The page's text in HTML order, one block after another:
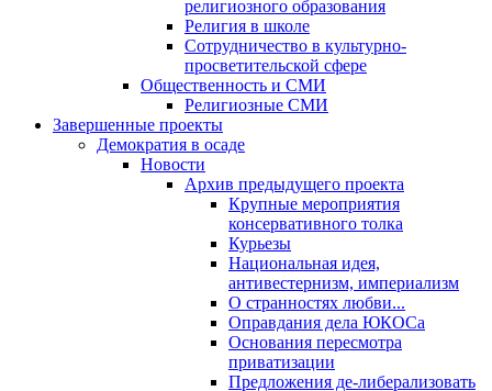
религиозного образования
Религия в школе
Сотрудничество в культурно-
просветительской сфере
Общественность и СМИ
Религиозные СМИ
Завершенные проекты
Демократия в осаде
Новости
Архив предыдущего проекта
Крупные мероприятия
консервативного толка
Курьезы
Национальная идея,
антивестернизм, империализм
О странностях любви...
Оправдания дела ЮКОСа
Основания пересмотра
приватизации
Предложения де-либерализовать